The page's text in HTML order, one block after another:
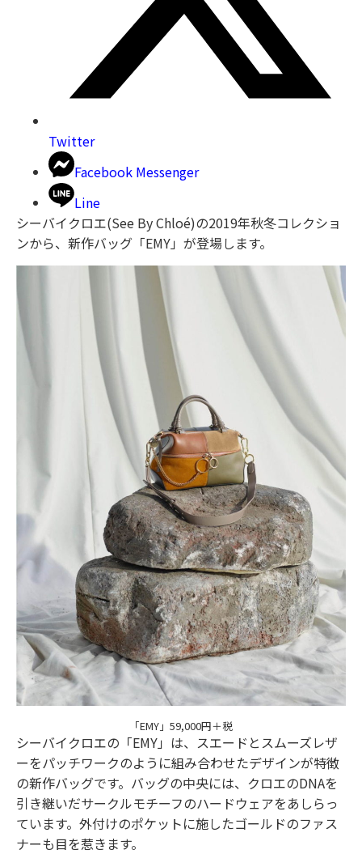
Twitter
Facebook Messenger
Line
シーバイクロエ(See By Chloé)の2019年秋冬コレクショ
ンから、新作バッグ「EMY」が登場します。
「EMY」59,000円＋税
シーバイクロエの「EMY」は、スエードとスムーズレザ
ーをパッチワークのように組み合わせたデザインが特徴
の新作バッグです。バッグの中央には、クロエのDNAを
引き継いだサークルモチーフのハードウェアをあしらっ
ています。外付けのポケットに施したゴールドのファス
ナーも目を惹きます。